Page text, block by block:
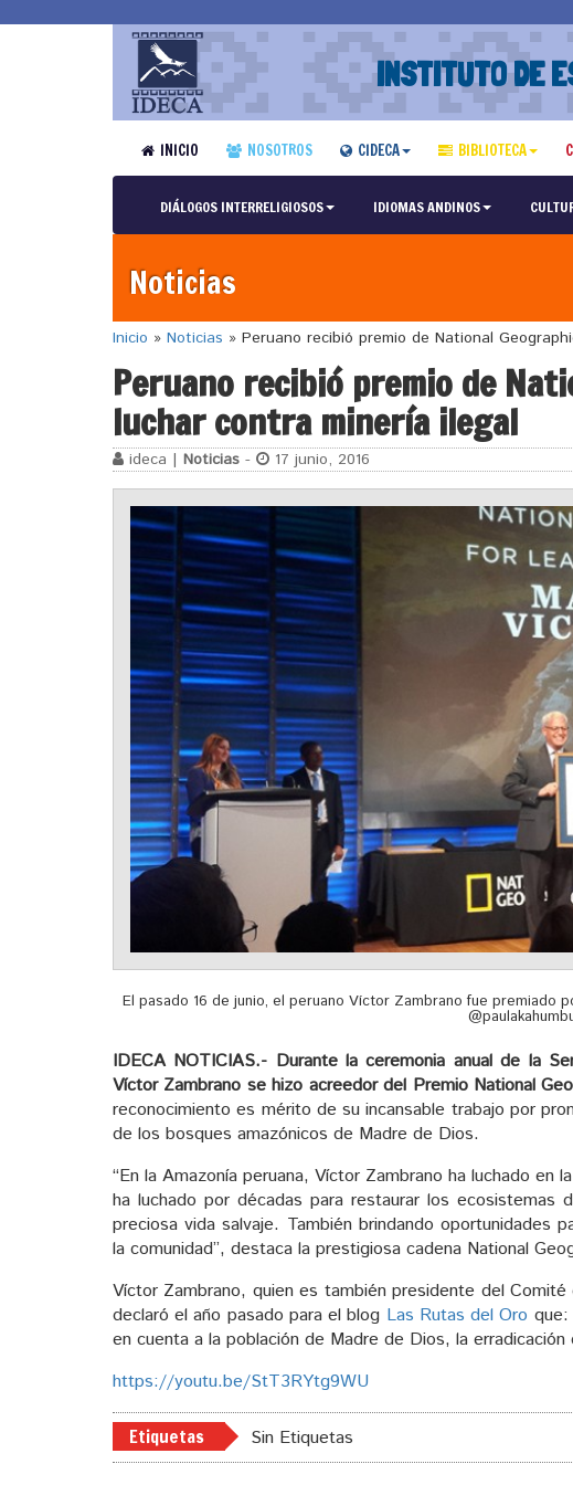
INSTITUTO DE
INICIO NOSOTROS CIDECA BIBLIOTECA
DIÁLOGOS INTERRELIGIOSOS IDIOMAS ANDINOS
Noticias
Inicio » Noticias » Peruano recibió premio de National
Peruano recibió premio de
luchar contra minería ilegal
ideca | Noticias - 17 junio, 2016
El pasado 16 de junio, el peruano Víctor Zambrano fue premiado
IDECA NOTICIAS.- Durante la ceremonia anual de la
Víctor Zambrano se hizo acreedor del Premio National
reconocimiento es mérito de su incansable trabajo por
de los bosques amazónicos de Madre de Dios.
“En la Amazonía peruana, Víctor Zambrano ha luchado en
ha luchado por décadas para restaurar los ecosistemas
preciosa vida salvaje. También brindando oportunidades
la comunidad”, destaca la prestigiosa cadena National
Víctor Zambrano, quien es también presidente del
declaró el año pasado para el blog Las Rutas del Oro
en cuenta a la población de Madre de Dios, la erradicación
https://youtu.be/StT3RYtg9WU
Etiquetas Sin Etiquetas